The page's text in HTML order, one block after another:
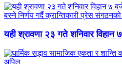
यही श्रावणा २३ गते शनिवार विहान